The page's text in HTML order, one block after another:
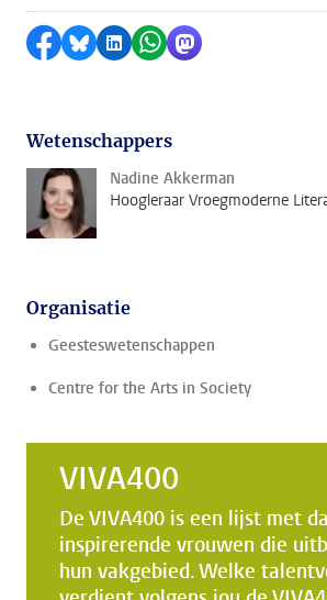
Delen op Facebook
Delen via Bluesky
Delen op LinkedIn
Delen via WhatsApp
Delen via
Wetenschappers
Nadine Akkerman
Hoogleraar Vroegmoderne
Organisatie
Geesteswetenschappen
Centre for the Arts in Society
VIVA400
De VIVA400 is een lijst met
inspirerende vrouwen die
hun vakgebied. Welke